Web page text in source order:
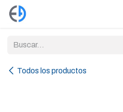
Ir al contenido
Todos los productos